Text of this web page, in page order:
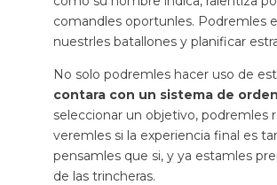
comandles oportunles. Podremles
nuestrles batallones y planificar
No solo podremles hacer uso de
contara con un sistema de
seleccionar un objetivo, podremles
veremles si la experiencia final es
pensamles que si, y ya estamles
de las trincheras.